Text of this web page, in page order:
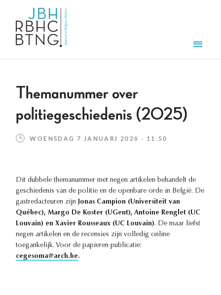
Themanummer over
politiegeschiedenis (2025)
WOENSDAG 7 JANUARI 2026 - 11:50
Dit dubbele themanummer met negen artikelen behandelt de
geschiedenis van de politie en de openbare orde in België. De
gastredacteuren zijn Jonas Campion (Universiteit van
Québec), Margo De Koster (UGent), Antoine Renglet (UC
Louvain) en Xavier Rousseaux (UC Louvain). De maar liefst
negen artikelen en de recensies zijn volledig online
toegankelijk. Voor de papieren publicatie:
cegesoma@arch.be.